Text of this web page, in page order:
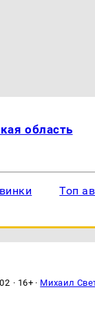
область
Топ
· 16+ · Михаил